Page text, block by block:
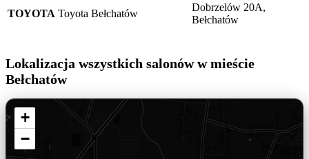
TOYOTA Toyota Bełchatów
Dobrzelów 20A,
Bełchatów
Lokalizacja wszystkich salonów w mieście
Bełchatów
+
−